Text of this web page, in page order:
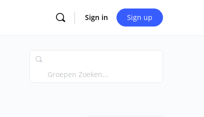
Sign in Sign up
Groepen
Zoeken...